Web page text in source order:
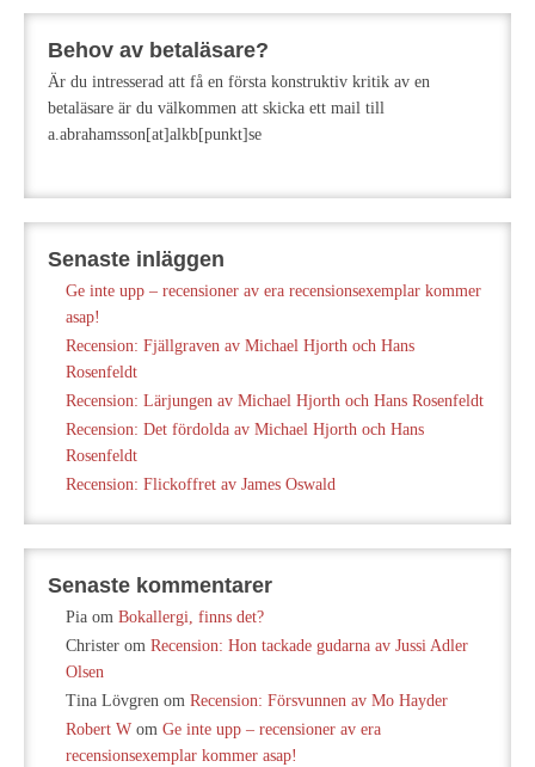
Behov av betaläsare?
Är du intresserad att få en första konstruktiv kritik av en
betaläsare är du välkommen att skicka ett mail till
a.abrahamsson[at]alkb[punkt]se
Senaste inläggen
Ge inte upp – recensioner av era recensionsexemplar kommer
asap!
Recension: Fjällgraven av Michael Hjorth och Hans
Rosenfeldt
Recension: Lärjungen av Michael Hjorth och Hans Rosenfeldt
Recension: Det fördolda av Michael Hjorth och Hans
Rosenfeldt
Recension: Flickoffret av James Oswald
Senaste kommentarer
Pia om Bokallergi, finns det?
Christer om Recension: Hon tackade gudarna av Jussi Adler
Olsen
Tina Lövgren om Recension: Försvunnen av Mo Hayder
Robert W om Ge inte upp – recensioner av era
recensionsexemplar kommer asap!